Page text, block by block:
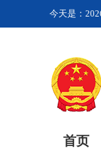
今天是：
首页